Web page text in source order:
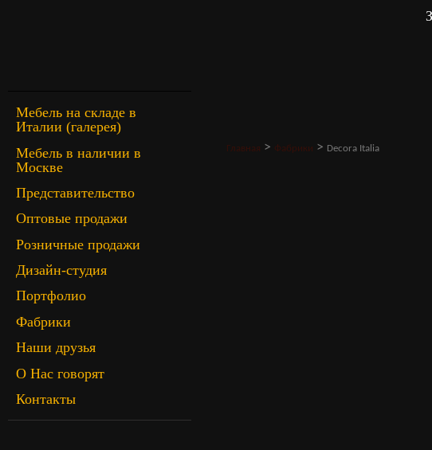
Мебель на складе в
Италии (галерея)
Мебель в наличии в
Москве
Представительство
Оптовые продажи
Розничные продажи
Дизайн-студия
Портфолио
Фабрики
Наши друзья
О Нас говорят
Контакты
Главная > Фабрики > Decora Italia